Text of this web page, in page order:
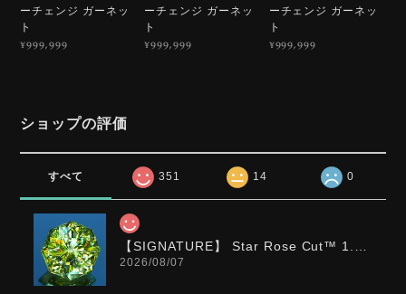
ーチェンジ ガーネッ
ト
¥999,999
ーチェンジ ガーネッ
ト
¥999,999
ーチェンジ ガーネッ
ト
¥999,999
ショップの評価
すべて 351 14 0
【SIGNATURE】 Star Rose Cut™️ 1.0ct Natural Green Sphene
2026/08/07